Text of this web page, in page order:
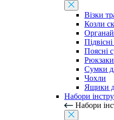
Візки
Козли
Поясні
Рюкзаки
Сумки
Чохли
Ящики
Набори
Набори